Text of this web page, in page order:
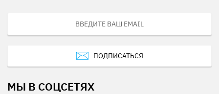
ПОДПИСАТЬСЯ
МЫ В СОЦСЕТЯХ